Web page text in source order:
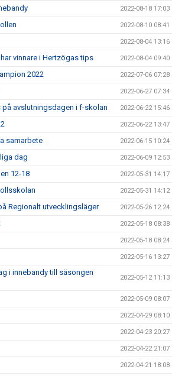
2022-08-18 17:03
2022-08-10 08:41
2022-08-04 13:16
vinnare i Hertzögas tips 2022-08-04 09:40
2022 2022-07-06 07:28
2022-06-27 07:34
avslutningsdagen i f-skolan 2022-06-22 15:46
2022-06-22 13:47
samarbete 2022-06-15 10:24
dag 2022-06-09 12:53
12-18 2022-05-31 14:17
2022-05-31 14:12
Regionalt utvecklingsläger 2022-05-26 12:24
2022-05-18 08:38
2022-05-18 08:24
2022-05-16 13:27
i innebandy till säsongen
2022-05-12 11:13
2022-05-09 08:07
2022-04-29 08:10
2022-04-23 20:27
2022-04-22 21:07
2022-04-21 18:08